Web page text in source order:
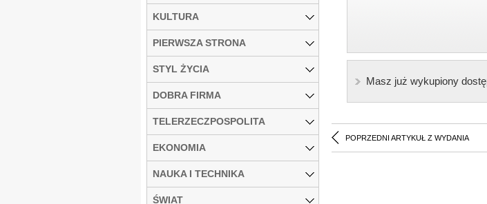
Masz już wykupiony
POPRZEDNI ARTYKUŁ Z WYDANIA
KULTURA
PIERWSZA STRONA
STYL ŻYCIA
DOBRA FIRMA
TELERZECZPOSPOLITA
EKONOMIA
NAUKA I TECHNIKA
ŚWIAT